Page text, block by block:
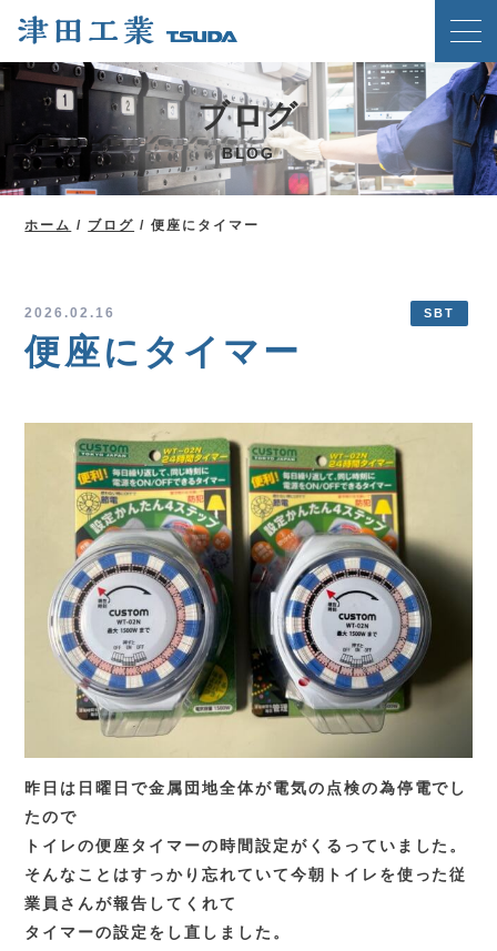
ホーム
クリンチングスピードファスナー工法
津田工業の強み
技術紹介
ブログ
メディア掲載実績
TEL.0583-71-1422
お問い合わせ
ブログ
BLOG
ホーム / ブログ / 便座にタイマー
2026.02.16 SBT
便座にタイマー
昨日は日曜日で金属団地全体が電気の点検の為停電でし
たので
トイレの便座タイマーの時間設定がくるっていました。
そんなことはすっかり忘れていて今朝トイレを使った従
業員さんが報告してくれて
タイマーの設定をし直しました。